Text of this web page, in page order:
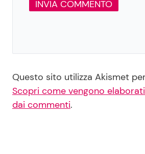
Questo sito utilizza Akismet
Scopri come vengono
dai commenti.